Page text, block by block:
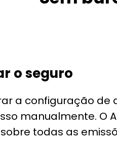
a configuração
manualmente. O
todas as
o seguro